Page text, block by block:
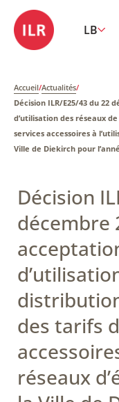
LB
Accueil/Actualités/
Décision ILR/E25/43 du
d’utilisation des réseaux
services accessoires à
Ville de Diekirch pour
Décision
décembre
des tarifs
réseaux